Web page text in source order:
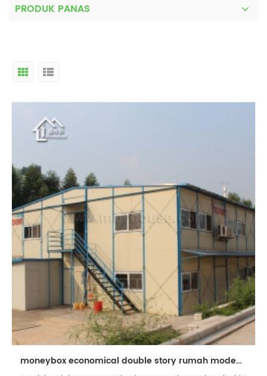
PRODUK PANAS
moneybox economical double story rumah moden rumah prefab hidup